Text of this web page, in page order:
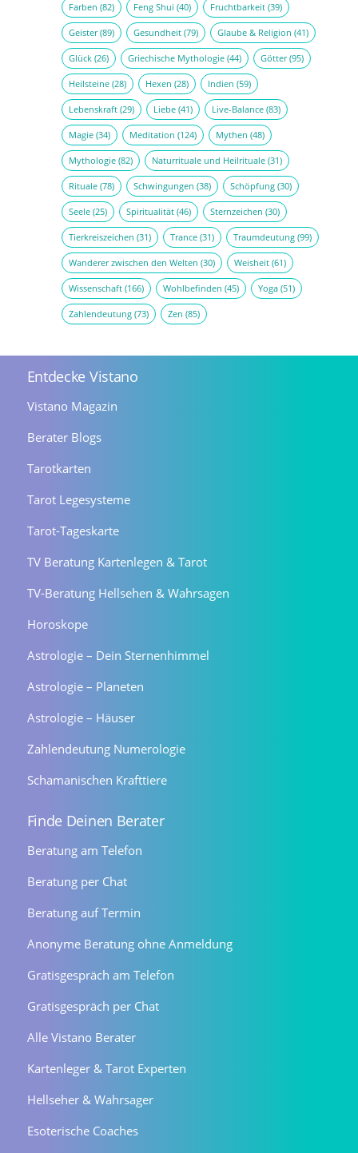
Farben (82) Feng Shui (40) Fruchtbarkeit(39)
Geister(89) Gesundheit(79) Glaube & Religion (41)
Glück(26) Griechische Mythologie(44) Götter(95)
Heilsteine(28) Hexen (28) Indien (59)
Lebenskraft(29) Liebe(41) Live-Balance(83)
Magie(34) Meditation (124) Mythen (48)
Mythologie(82) Naturrituale und Heilrituale(31)
Rituale(78) Schwingungen (38) Schöpfung(30)
Seele(25) Spiritualität(46) Sternzeichen (30)
Tierkreiszeichen (31) Trance(31) Traumdeutung(99)
Wanderer zwischen den Welten (30) Weisheit(61)
Wissenschaft(166) Wohlbefinden (45) Yoga(51)
Zahlendeutung(73) Zen (85)
Entdecke Vistano
Vistano Magazin
Berater Blogs
Tarotkarten
Tarot Legesysteme
Tarot-Tageskarte
TV Beratung Kartenlegen & Tarot
TV-Beratung Hellsehen & Wahrsagen
Horoskope
Astrologie – Dein Sternenhimmel
Astrologie – Planeten
Astrologie – Häuser
Zahlendeutung Numerologie
Schamanischen Krafttiere
Finde Deinen Berater
Beratung am Telefon
Beratung per Chat
Beratung auf Termin
Anonyme Beratung ohne Anmeldung
Gratisgespräch am Telefon
Gratisgespräch per Chat
Alle Vistano Berater
Kartenleger & Tarot Experten
Hellseher & Wahrsager
Esoterische Coaches